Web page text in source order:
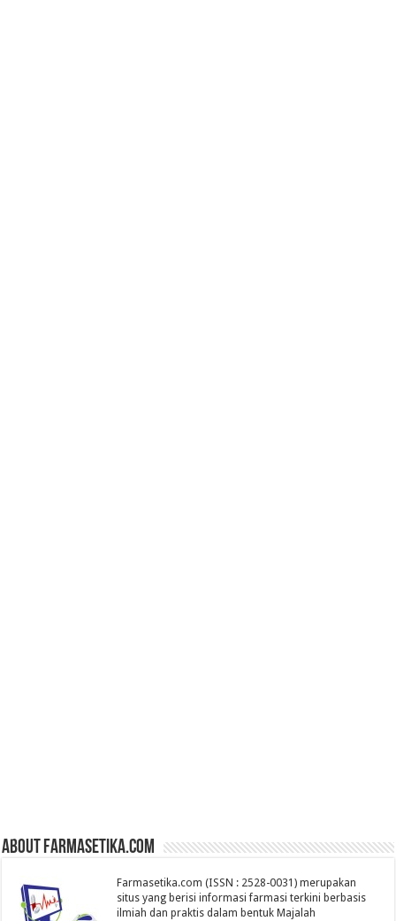
About farmasetika.com
Farmasetika.com (ISSN : 2528-0031) merupakan
situs yang berisi informasi farmasi terkini berbasis
ilmiah dan praktis dalam bentuk Majalah